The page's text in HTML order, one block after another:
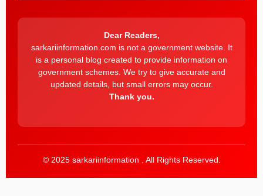
Dear Readers,
sarkariinformation.com is not a government website. It
is a personal blog created to provide information on
government schemes. We try to give accurate and
updated details, but small errors may occur.
Thank you.
© 2025 sarkariinformation . All Rights Reserved.